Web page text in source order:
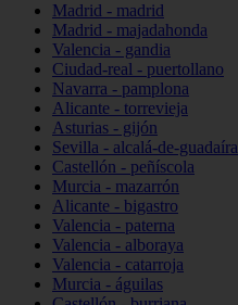
Madrid - madrid
Madrid - majadahonda
Valencia - gandia
Ciudad-real - puertollano
Navarra - pamplona
Alicante - torrevieja
Asturias - gijón
Sevilla - alcalá-de-guadaíra
Castellón - peñíscola
Murcia - mazarrón
Alicante - bigastro
Valencia - paterna
Valencia - alboraya
Valencia - catarroja
Murcia - águilas